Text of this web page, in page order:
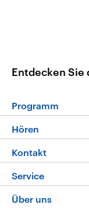
Entdecken Sie
Programm
Programm
Die
Neue
Hören
Livestream
Podcasts
Kontakt
Service
FAQ
Über uns